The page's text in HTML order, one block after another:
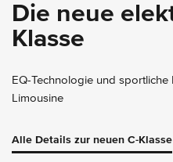
Die neue
Klasse
EQ-Technologie und sportliche
Limousine
Alle Details zur neuen C-Klasse